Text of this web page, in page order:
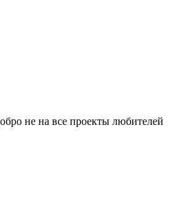
не на все проекты любителей